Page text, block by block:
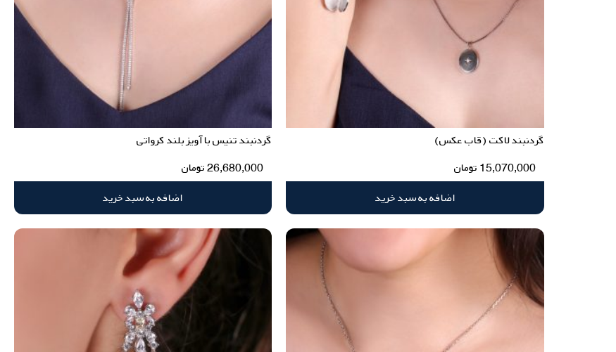
گردنبند لاکت (قاب عکس)
15,070,000 تومان
اضافه به سبد خرید
گردنبند تنیس با آویز بلند کرواتی
26,680,000تومان
اضافه به سبد خرید